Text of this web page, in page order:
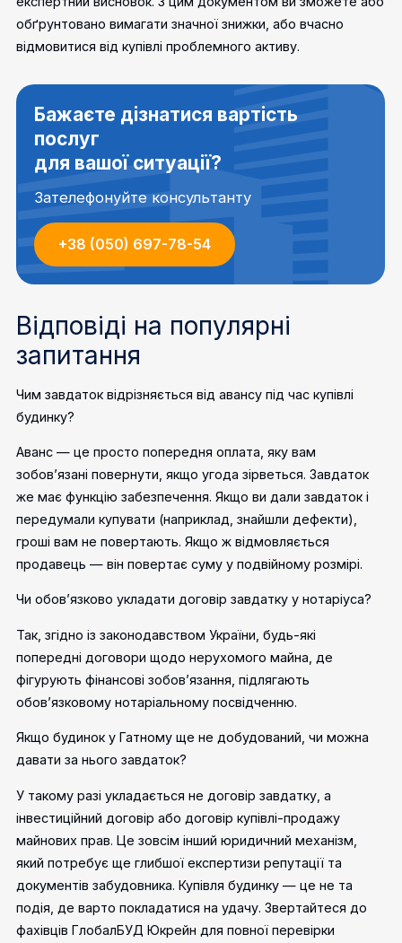
обґрунтовано вимагати значної знижки, або вчасно
відмовитися від купівлі проблемного активу.
Бажаєте дізнатися вартість
послуг
для вашої ситуації?
Зателефонуйте консультанту
+38 (050) 697-78-54
Відповіді на популярні
запитання
Чим завдаток відрізняється від авансу під час купівлі
будинку?
Аванс — це просто попередня оплата, яку вам
зобов’язані повернути, якщо угода зірветься. Завдаток
же має функцію забезпечення. Якщо ви дали завдаток і
передумали купувати (наприклад, знайшли дефекти),
гроші вам не повертають. Якщо ж відмовляється
продавець — він повертає суму у подвійному розмірі.
Чи обов’язково укладати договір завдатку у нотаріуса?
Так, згідно із законодавством України, будь-які
попередні договори щодо нерухомого майна, де
фігурують фінансові зобов’язання, підлягають
обов’язковому нотаріальному посвідченню.
Якщо будинок у Гатному ще не добудований, чи можна
давати за нього завдаток?
У такому разі укладається не договір завдатку, а
інвестиційний договір або договір купівлі-продажу
майнових прав. Це зовсім інший юридичний механізм,
який потребує ще глибшої експертизи репутації та
документів забудовника. Купівля будинку — це не та
подія, де варто покладатися на удачу. Звертайтеся до
фахівців ГлобалБУД Юкрейн для повної перевірки